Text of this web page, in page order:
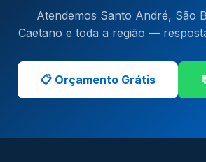
Atendemos Santo André, São
Caetano e toda a região —
📋 Orçamento Grátis